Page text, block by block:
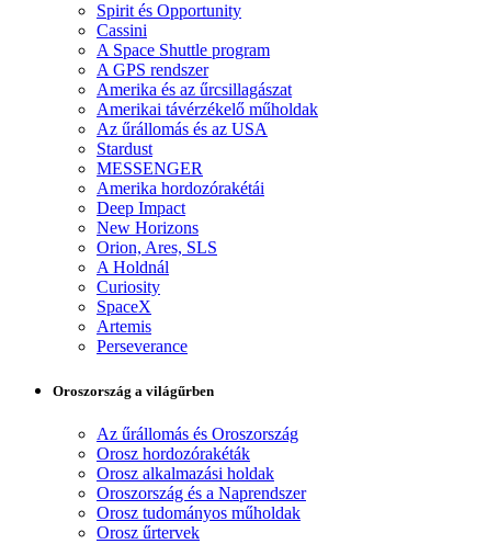
Spirit és Opportunity
Cassini
A Space Shuttle program
A GPS rendszer
Amerika és az űrcsillagászat
Amerikai távérzékelő műholdak
Az űrállomás és az USA
Stardust
MESSENGER
Amerika hordozórakétái
Deep Impact
New Horizons
Orion, Ares, SLS
A Holdnál
Curiosity
SpaceX
Artemis
Perseverance
Oroszország a világűrben
Az űrállomás és Oroszország
Orosz hordozórakéták
Orosz alkalmazási holdak
Oroszország és a Naprendszer
Orosz tudományos műholdak
Orosz űrtervek